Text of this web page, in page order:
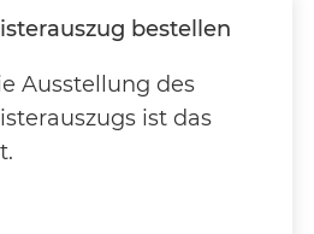
bestellen
Ausstellung des
ist das